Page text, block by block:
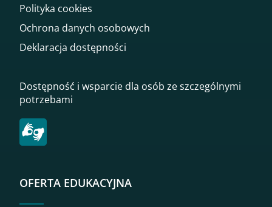
Polityka cookies
Ochrona danych osobowych
Deklaracja dostępności
Dostępność i wsparcie dla osób ze szczególnymi
potrzebami
OFERTA EDUKACYJNA